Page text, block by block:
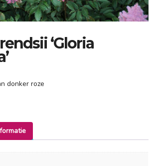
‘Gloria
donker roze